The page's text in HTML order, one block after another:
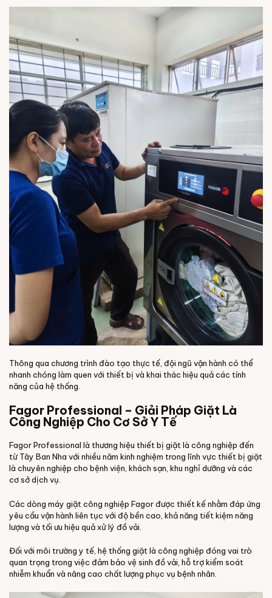
Thông qua chương trình đào tạo thực tế, đội ngũ vận hành có thể
nhanh chóng làm quen với thiết bị và khai thác hiệu quả các tính
năng của hệ thống.
Fagor Professional – Giải Pháp Giặt Là
Công Nghiệp Cho Cơ Sở Y Tế
Fagor Professional là thương hiệu thiết bị giặt là công nghiệp đến
từ Tây Ban Nha với nhiều năm kinh nghiệm trong lĩnh vực thiết bị giặt
là chuyên nghiệp cho bệnh viện, khách sạn, khu nghỉ dưỡng và các
cơ sở dịch vụ.
Các dòng máy giặt công nghiệp Fagor được thiết kế nhằm đáp ứng
yêu cầu vận hành liên tục với độ bền cao, khả năng tiết kiệm năng
lượng và tối ưu hiệu quả xử lý đồ vải.
Đối với môi trường y tế, hệ thống giặt là công nghiệp đóng vai trò
quan trọng trong việc đảm bảo vệ sinh đồ vải, hỗ trợ kiểm soát
nhiễm khuẩn và nâng cao chất lượng phục vụ bệnh nhân.